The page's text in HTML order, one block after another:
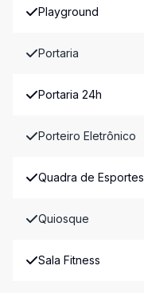
Playground
Portaria
Portaria 24h
Porteiro Eletrônico
Quadra de Esportes
Quiosque
Sala Fitness